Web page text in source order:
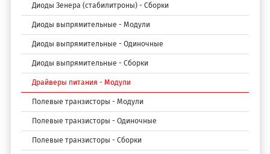
Диоды Зенера (стабилитроны) - Сборки
Диоды выпрямительные - Модули
Диоды выпрямительные - Одиночные
Диоды выпрямительные - Сборки
Драйверы питания - Модули
Полевые транзисторы - Модули
Полевые транзисторы - Одиночные
Полевые транзисторы - Сборки